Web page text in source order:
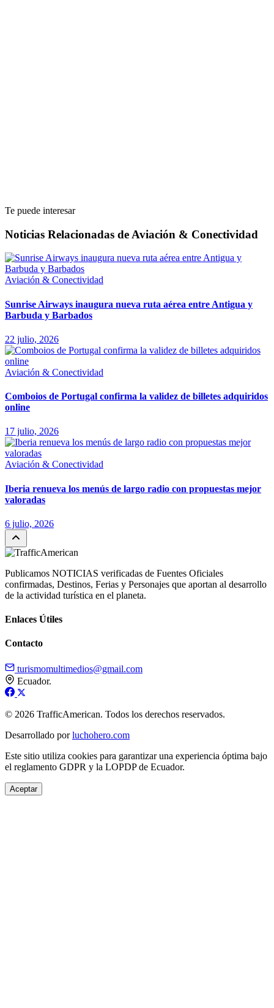
Te puede interesar
Noticias Relacionadas de Aviación & Conectividad
Aviación & Conectividad
Sunrise Airways inaugura nueva ruta aérea entre Antigua y
Barbuda y Barbados
22 julio, 2026
Aviación & Conectividad
Comboios de Portugal confirma la validez de billetes adquiridos
online
17 julio, 2026
Aviación & Conectividad
Iberia renueva los menús de largo radio con propuestas mejor
valoradas
6 julio, 2026
Publicamos NOTICIAS verificadas de Fuentes Oficiales
confirmadas, Destinos, Ferias y Personajes que aportan al desarrollo
de la actividad turística en el planeta.
Enlaces Útiles
Contacto
turismomultimedios@gmail.com
Ecuador.
© 2026 TrafficAmerican. Todos los derechos reservados.
Desarrollado porluchohero.com
Este sitio utiliza cookies para garantizar una experiencia óptima bajo
el reglamento GDPR y la LOPDP de Ecuador.
Aceptar